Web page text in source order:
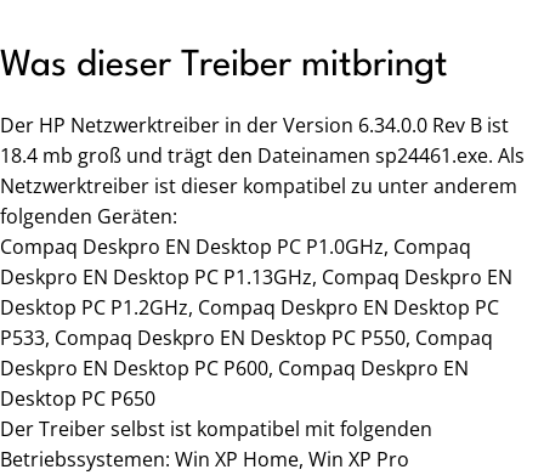
Was dieser Treiber mitbringt
Der HP Netzwerktreiber in der Version 6.34.0.0 Rev B ist
18.4 mb groß und trägt den Dateinamen sp24461.exe. Als
Netzwerktreiber ist dieser kompatibel zu unter anderem
folgenden Geräten:
Compaq Deskpro EN Desktop PC P1.0GHz, Compaq
Deskpro EN Desktop PC P1.13GHz, Compaq Deskpro EN
Desktop PC P1.2GHz, Compaq Deskpro EN Desktop PC
P533, Compaq Deskpro EN Desktop PC P550, Compaq
Deskpro EN Desktop PC P600, Compaq Deskpro EN
Desktop PC P650
Der Treiber selbst ist kompatibel mit folgenden
Betriebssystemen: Win XP Home, Win XP Pro